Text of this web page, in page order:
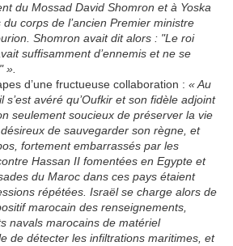
du Mossad David Shomron et à Yoska
du corps de l’ancien Premier ministre
Shomron avait dit alors : "Le roi
suffisamment d’ennemis et ne se
».
d’une fructueuse collaboration : « Au
avéré qu’Oufkir et son fidèle adjoint
seulement soucieux de préserver la vie
de sauvegarder son règne, et
fortement embarrassés par les
Hassan II fomentées en Egypte et
du Maroc dans ces pays étaient
répétées. Israël se charge alors de
marocain des renseignements,
navals marocains de matériel
de détecter les infiltrations maritimes, et